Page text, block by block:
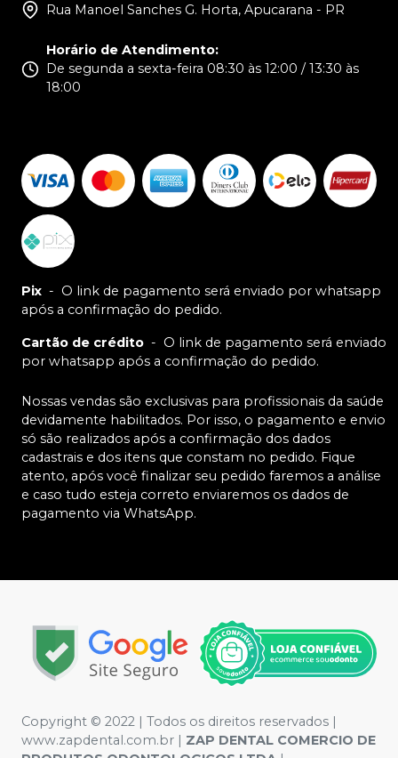
Rua Manoel Sanches G. Horta, Apucarana - PR
Horário de Atendimento:
De segunda a sexta-feira 08:30 às 12:00 / 13:30 às
18:00
Pix - O link de pagamento será enviado por whatsapp
após a confirmação do pedido.
Cartão de crédito - O link de pagamento será enviado
por whatsapp após a confirmação do pedido.
Nossas vendas são exclusivas para profissionais da saúde
devidamente habilitados. Por isso, o pagamento e envio
só são realizados após a confirmação dos dados
cadastrais e dos itens que constam no pedido. Fique
atento, após você finalizar seu pedido faremos a análise
e caso tudo esteja correto enviaremos os dados de
pagamento via WhatsApp.
Copyright © 2022 | Todos os direitos reservados |
www.zapdental.com.br | ZAP DENTAL COMERCIO DE